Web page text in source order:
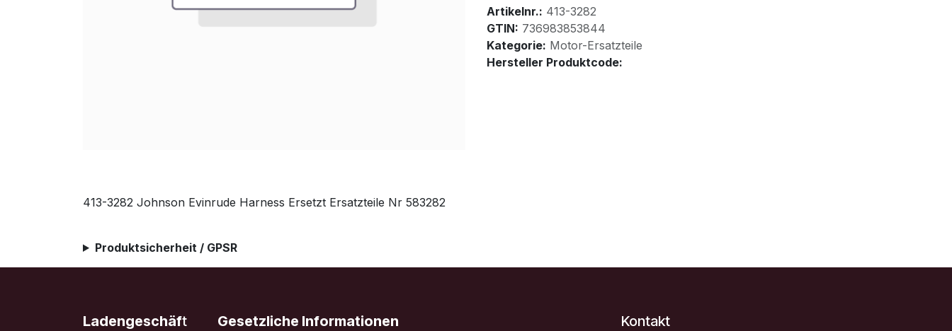
Artikelnr.: 413-3282
GTIN: 736983853844
Kategorie: Motor-Ersatzteile
Hersteller Produktcode:
413-3282 Johnson Evinrude Harness Ersetzt Ersatzteile Nr 583282
Produktsicherheit / GPSR
Ladengeschäft Gesetzliche Informationen Kontakt